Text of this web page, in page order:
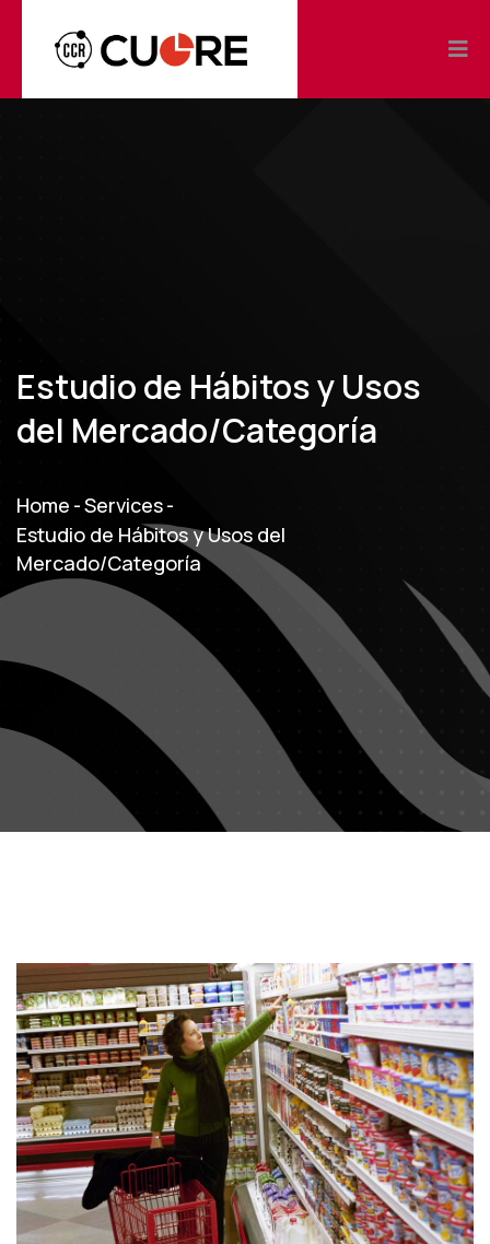
Estudio de Hábitos y Usos
del Mercado/Categoría
Home -Services-
Estudio de Hábitos y Usos del
Mercado/Categoría